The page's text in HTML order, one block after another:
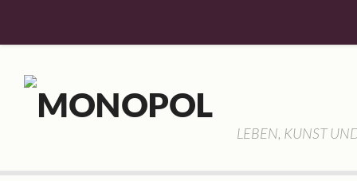
Aktuelles
Allgemein
Monopol
LEBEN, KUNST